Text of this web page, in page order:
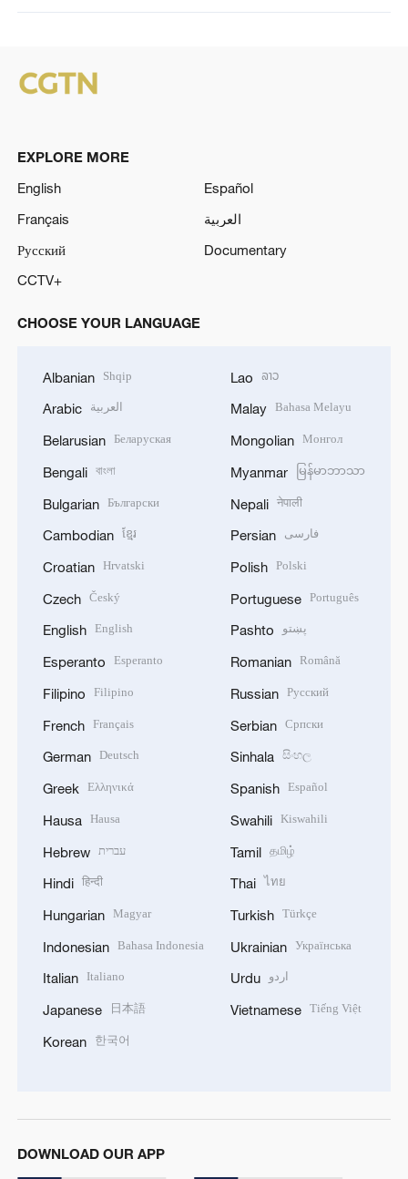
EXPLORE MORE
English
Español
Français
العربية
Русский
Documentary
CCTV+
CHOOSE YOUR LANGUAGE
Albanian Shqip
Arabic العربية
Belarusian Беларуская
Bengali বাংলা
Bulgarian Български
Cambodian ខ្មែរ
Croatian Hrvatski
Czech Český
English English
Esperanto Esperanto
Filipino Filipino
French Français
German Deutsch
Greek Ελληνικά
Hausa Hausa
Hebrew עברית
Hindi हिन्दी
Hungarian Magyar
Indonesian Bahasa Indonesia
Italian Italiano
Japanese 日本語
Korean 한국어
Lao ລາວ
Malay Bahasa Melayu
Mongolian Монгол
Myanmar မြန်မာဘာသာ
Nepali नेपाली
Persian فارسی
Polish Polski
Portuguese Português
Pashto پښتو
Romanian Română
Russian Русский
Serbian Српски
Sinhala සිංහල
Spanish Español
Swahili Kiswahili
Tamil தமிழ்
Thai ไทย
Turkish Türkçe
Ukrainian Українська
Urdu اردو
Vietnamese Tiếng Việt
DOWNLOAD OUR APP